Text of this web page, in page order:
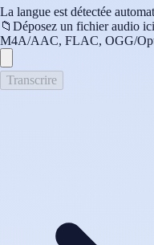
La langue est détectée
📁 Déposez un fichier audio
M4A/AAC, FLAC, OGG/
Transcrire